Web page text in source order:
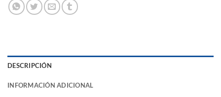
DESCRIPCIÓN
INFORMACIÓN ADICIONAL